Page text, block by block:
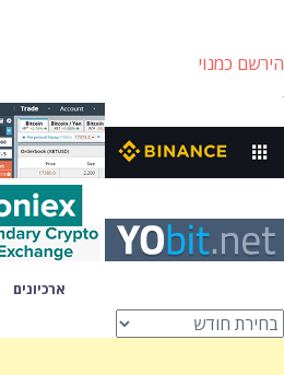
הירשם כמנוי
ארכיונים
ארכיונים